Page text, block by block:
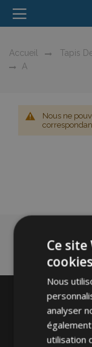
Accueil Tapis
A
Nous ne
Ce
Nous
analyser
utilisation